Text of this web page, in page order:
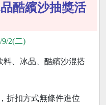
酷繽沙抽獎活
9/2(二)
料、冰品、酷繽沙混搭
折扣方式無條件進位